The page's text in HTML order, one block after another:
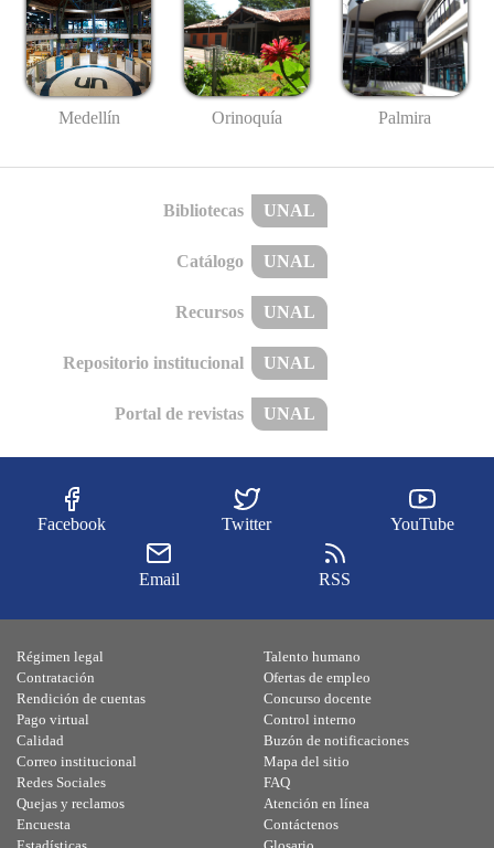
Medellín Orinoquía Palmira
Bibliotecas UNAL
Catálogo UNAL
Recursos UNAL
Repositorio institucional UNAL
Portal de revistas UNAL
Facebook Twitter YouTube
Email RSS
Régimen legal
Contratación
Rendición de cuentas
Pago virtual
Calidad
Talento humano
Ofertas de empleo
Concurso docente
Control interno
Buzón de notificaciones
Correo institucional
Redes Sociales
Quejas y reclamos
Encuesta
Mapa del sitio
FAQ
Atención en línea
Contáctenos